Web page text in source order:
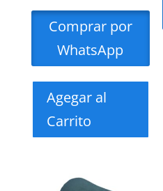
Comprar por
WhatsApp
Agegar al
Carrito